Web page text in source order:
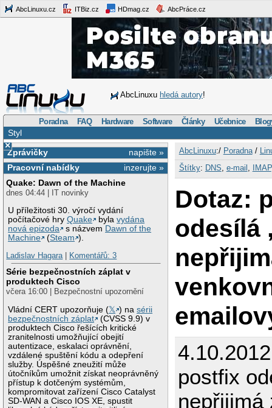
AbcLinuxu.cz ITBiz.cz HDmag.cz AbcPráce.cz
AbcLinuxu hledá autory!
Poradna FAQ Hardware Software Články Učebnice
Styl
×
napište »
Zprávičky
inzerujte »
Pracovní nabídky
Quake: Dawn of the Machine
dnes 04:44 | IT novinky
U příležitosti 30. výročí vydání
počítačové hryQuake bylavydána
nová epizoda
s názvem Dawn of the
Machine
(Steam ).
Ladislav Hagara| Komentářů: 3
Série bezpečnostních záplat v
produktech Cisco
včera 16:00 | Bezpečnostní upozornění
Vládní CERT upozorňuje (𝕏 ) nasérii
bezpečnostních záplat
(CVSS 9.9) v
produktech Cisco řešících kritické
zranitelnosti umožňující obejití
autentizace, eskalaci oprávnění,
vzdálené spuštění kódu a odepření
služby. Úspěšné zneužití může
útočníkům umožnit získat neoprávněný
přístup k dotčeným systémům,
kompromitovat zařízení Cisco Catalyst
SD-WAN a Cisco IOS XE, spustit
AbcLinuxu:/ Poradna/
Štítky: DNS e-mail IMAP
Dotaz:
odesílá
postfix
nepřijimá